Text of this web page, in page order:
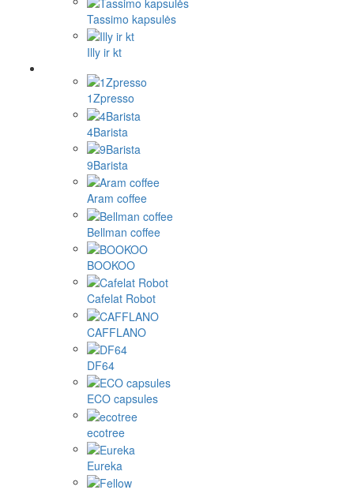
Tassimo kapsulės
Illy ir kt
1Zpresso
4Barista
9Barista
Aram coffee
Bellman coffee
BOOKOO
Cafelat Robot
CAFFLANO
DF64
ECO capsules
ecotree
Eureka